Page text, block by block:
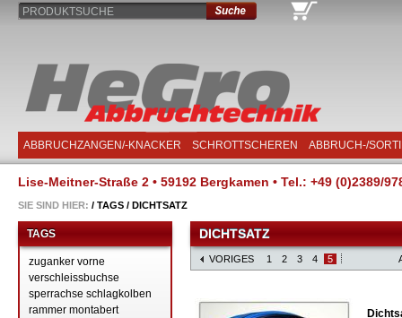
ABBRUCHZANGEN/-KNACKER SCHROTTSCHEREN ABBRUCH-/
PRODUKTSUCHE
Lise-Meitner-Straße 2 • 59192 Bergkamen • Tel.: +49 (0)2389/
SIE SIND HIER: / TAGS / DICHTSATZ
TAGS
zuganker vorne
verschleissbuchse
sperrachse schlagkolben
rammer montabert
DICHTSATZ
VORIGES 1 2 3 4 5